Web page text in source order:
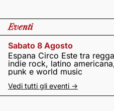
Eventi
Sabato 8 Agosto
Espana Circo Este tra
indie rock, latino
punk e world music
Vedi tutti gli eventi ->